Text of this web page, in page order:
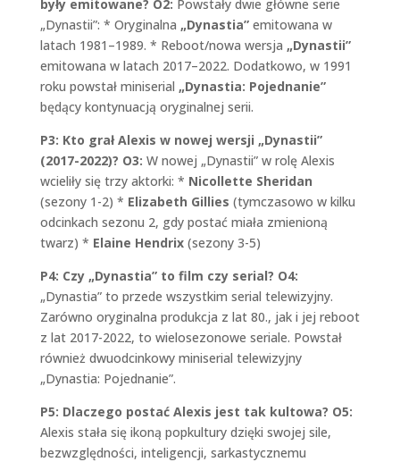
były emitowane? O2: Powstały dwie główne serie
„Dynastii”: * Oryginalna „Dynastia”emitowana w
latach 1981–1989. * Reboot/nowa wersja „Dynastii”
emitowana w latach 2017–2022. Dodatkowo, w 1991
roku powstał miniserial „Dynastia: Pojednanie”
będący kontynuacją oryginalnej serii.
P3: Kto grał Alexis w nowej wersji „Dynastii”
(2017-2022)? O3: W nowej „Dynastii” w rolę Alexis
wcieliły się trzy aktorki: * Nicollette Sheridan
(sezony 1-2) * Elizabeth Gillies (tymczasowo w kilku
odcinkach sezonu 2, gdy postać miała zmienioną
twarz) * Elaine Hendrix(sezony 3-5)
P4: Czy „Dynastia” to film czy serial? O4:
„Dynastia” to przede wszystkim serial telewizyjny.
Zarówno oryginalna produkcja z lat 80., jak i jej reboot
z lat 2017-2022, to wielosezonowe seriale. Powstał
również dwuodcinkowy miniserial telewizyjny
„Dynastia: Pojednanie”.
P5: Dlaczego postać Alexis jest tak kultowa? O5:
Alexis stała się ikoną popkultury dzięki swojej sile,
bezwzględności, inteligencji, sarkastycznemu